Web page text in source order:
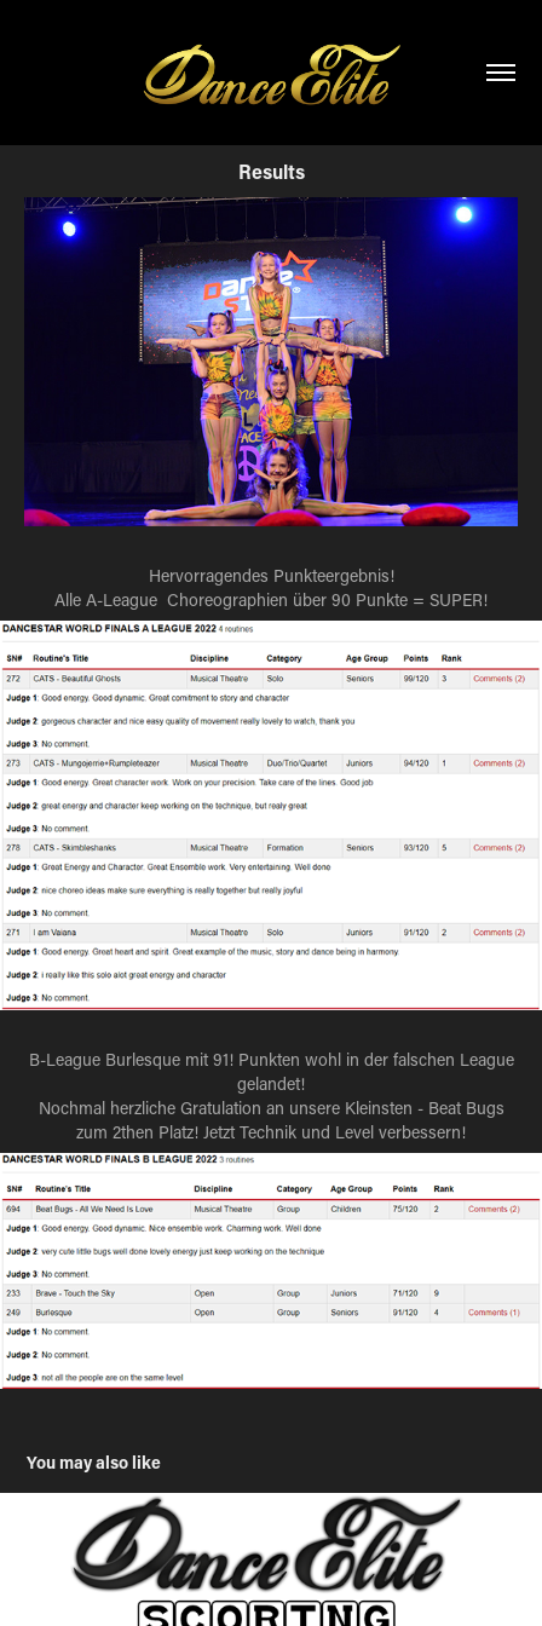
Results
Hervorragendes Punkteergebnis!
Alle A-League Choreographien über 90 Punkte = SUPER!
B-League Burlesque mit 91! Punkten wohl in der falschen League
gelandet!
Nochmal herzliche Gratulation an unsere Kleinsten - Beat Bugs
zum 2then Platz! Jetzt Technik und Level verbessern!
You may also like